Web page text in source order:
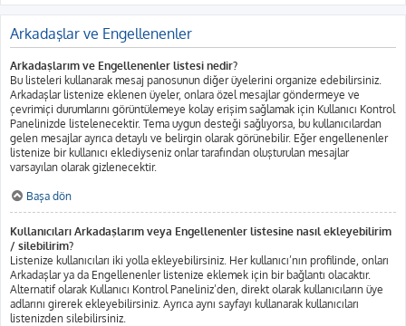
Arkadaşlar ve Engellenenler
Arkadaşlarım ve Engellenenler listesi nedir?
Bu listeleri kullanarak mesaj panosunun diğer üyelerini organize edebilirsiniz.
Arkadaşlar listenize eklenen üyeler, onlara özel mesajlar göndermeye ve
çevrimiçi durumlarını görüntülemeye kolay erişim sağlamak için Kullanıcı Kontrol
Panelinizde listelenecektir. Tema uygun desteği sağlıyorsa, bu kullanıcılardan
gelen mesajlar ayrıca detaylı ve belirgin olarak görünebilir. Eğer engellenenler
listenize bir kullanıcı eklediyseniz onlar tarafından oluşturulan mesajlar
varsayılan olarak gizlenecektir.
Başa dön
Kullanıcıları Arkadaşlarım veya Engellenenler listesine nasıl ekleyebilirim
/ silebilirim?
Listenize kullanıcıları iki yolla ekleyebilirsiniz. Her kullanıcı’nın profilinde, onları
Arkadaşlar ya da Engellenenler listenize eklemek için bir bağlantı olacaktır.
Alternatif olarak Kullanıcı Kontrol Paneliniz’den, direkt olarak kullanıcıların üye
adlarını girerek ekleyebilirsiniz. Ayrıca aynı sayfayı kullanarak kullanıcıları
listenizden silebilirsiniz.